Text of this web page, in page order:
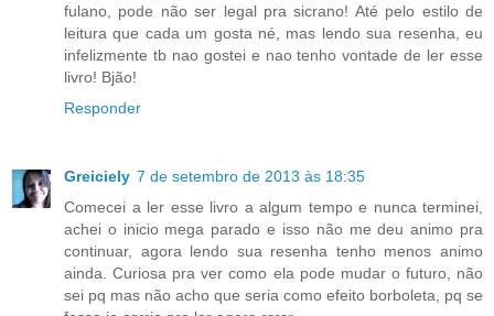
fulano, pode não ser legal pra sicrano! Até pelo estilo de
leitura que cada um gosta né, mas lendo sua resenha, eu
infelizmente tb nao gostei e nao tenho vontade de ler esse
livro! Bjão!
Responder
Greiciely 7 de setembro de 2013 às 18:35
Comecei a ler esse livro a algum tempo e nunca terminei,
achei o inicio mega parado e isso não me deu animo pra
continuar, agora lendo sua resenha tenho menos animo
ainda. Curiosa pra ver como ela pode mudar o futuro, não
sei pq mas não acho que seria como efeito borboleta, pq se